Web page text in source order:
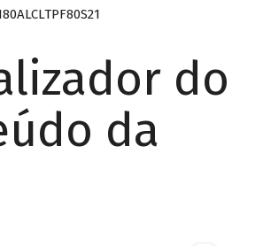
do
da